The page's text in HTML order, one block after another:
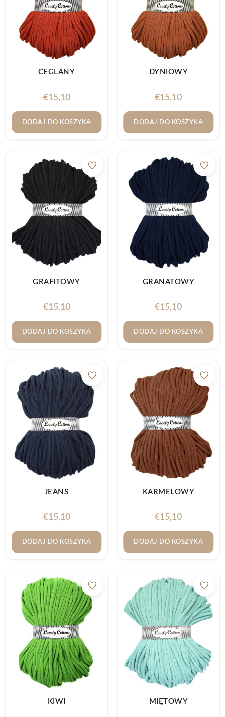
CEGLANY
€15,10
DODAJ DO KOSZYKA
DYNIOWY
€15,10
DODAJ DO KOSZYKA
GRAFITOWY
€15,10
DODAJ DO KOSZYKA
GRANATOWY
€15,10
DODAJ DO KOSZYKA
JEANS
€15,10
DODAJ DO KOSZYKA
KARMELOWY
€15,10
DODAJ DO KOSZYKA
KIWI MIĘTOWY